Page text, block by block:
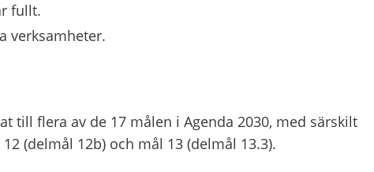
fullt.
verksamheter.
till flera av de 17 målen i Agenda 2030, med särskilt
(delmål 12b) och mål 13 (delmål 13.3).